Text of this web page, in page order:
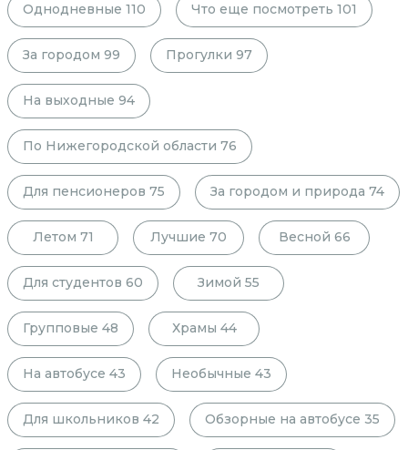
Однодневные 110 Что еще посмотреть 101
За городом 99 Прогулки 97
На выходные 94
По Нижегородской области 76
Для пенсионеров 75 За городом и природа 74
Летом 71 Лучшие 70 Весной 66
Для студентов 60 Зимой 55
Групповые 48 Храмы 44
На автобусе 43 Необычные 43
Для школьников 42 Обзорные на автобусе 35